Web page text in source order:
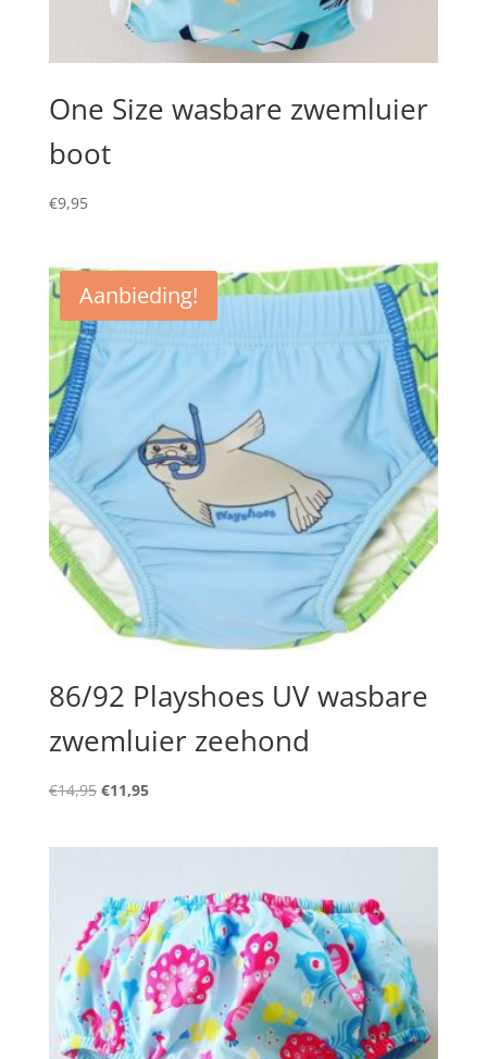
One Size wasbare zwemluier
boot
€9,95
Aanbieding!
86/92 Playshoes UV wasbare
zwemluier zeehond
€14,95 Oorspronkelijke
€11,95Huidige